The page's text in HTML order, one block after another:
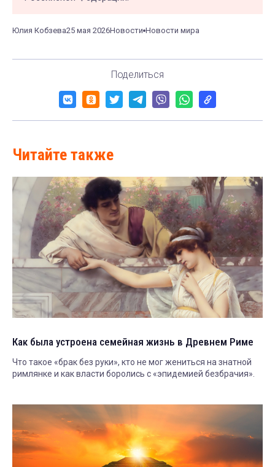
Юлия Кобзева25 мая 2026Новости Новости мира
Поделиться
Читайте также
Как была устроена семейная жизнь в Древнем Риме
Что такое «брак без руки», кто не мог жениться на знатной
римлянке и как власти боролись с «эпидемией безбрачия».